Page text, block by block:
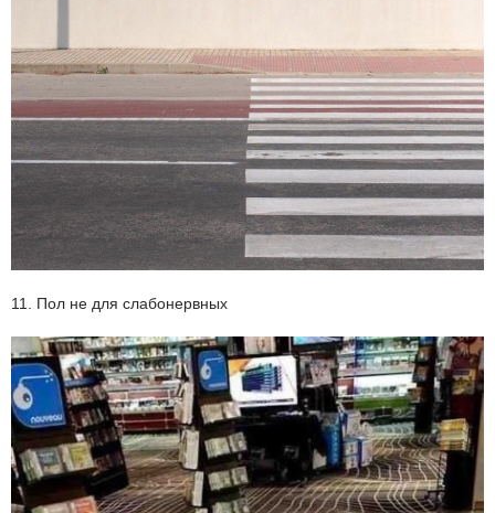
11. Пол не для слабонервных